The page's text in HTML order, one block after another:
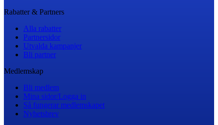
Rabatter & Partners
Alla rabatter
Partnersidor
Utvalda kampanjer
Bli partner
Medlemskap
Bli medlem
Mina sidor/Logga in
Så fungerar medlemskapet
Nyhetsbrev